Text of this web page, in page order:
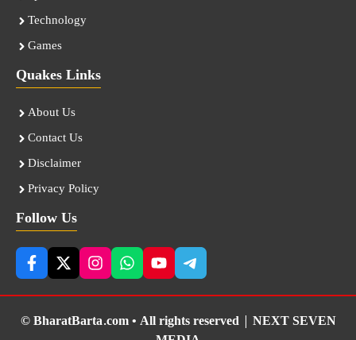
Technology
Games
Quakes Links
About Us
Contact Us
Disclaimer
Privacy Policy
Follow Us
© BharatBarta.com • All rights reserved | NEXT SEVEN